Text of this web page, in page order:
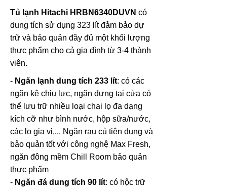
Tủ lạnh Hitachi HRBN6340DUVN có
dung tích sử dụng 323 lít đảm bảo dự
trữ và bảo quản đầy đủ một khối lượng
thực phẩm cho cả gia đình từ 3-4 thành
viên.
- Ngăn lạnh dung tích 233 lít: có các
ngăn kệ chịu lực, ngăn đựng tại cửa có
thể lưu trữ nhiều loại chai lọ đa dạng
kích cỡ như bình nước, hộp sữa/nước,
các lọ gia vị,... Ngăn rau củ tiện dụng và
bảo quản tốt với công nghệ Max Fresh,
ngăn đông mềm Chill Room bảo quản
thực phẩm
- Ngăn đá dung tích 90 lít: có hộc trữ